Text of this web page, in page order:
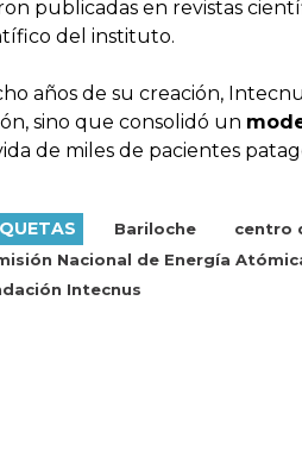
publicadas en revistas
del instituto.
años de su creación,
sino que consolidó un
de miles de pacientes
Bariloche
centro
Nacional de Energía
Intecnus